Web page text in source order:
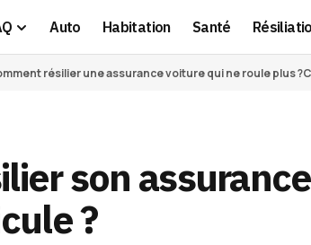
Auto Habitation Santé
résilier une assurance voiture qui ne roule plus ?
son
?